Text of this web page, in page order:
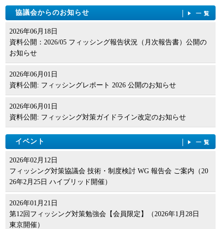
News Letter No.2：APWG CeCOS II 特集（2）の掲載（PDF：38
2008年06月13日
News Letter No.1：APWG CeCOS II 特集（1）の掲載（PDF：51
0 KB）
2008年06月13日
NEWS LETTER No.1：APWG CeCOS II 特集(1)の掲載
協議会からのお知らせ 一覧
2026年06月18日
資料公開：2026/05 フィッシング報告状況（月次報告書）公開の
お知らせ
2026年06月01日
資料公開: フィッシングレポート 2026 公開のお知らせ
2026年06月01日
資料公開: フィッシング対策ガイドライン改定のお知らせ
イベント 一覧
2026年02月12日
フィッシング対策協議会 技術・制度検討 WG 報告会 ご案内（20
26年2月25日 ハイブリッド開催）
2026年01月21日
第12回フィッシング対策勉強会【会員限定】（2026年1月28日
東京開催）